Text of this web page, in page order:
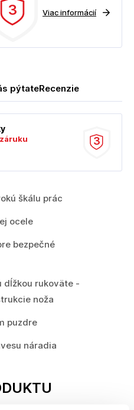
3 Viac informácií
pýtateRecenzie
3
škálu prác
ocele
bezpečné
dĺžkou rukoväte -
noža
puzdre
náradia